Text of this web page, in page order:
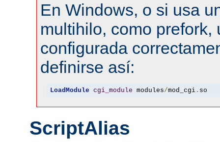
En Windows, o si usa
multihilo, como prefork,
configurada
definirse así:
LoadModule cgi_module modules/mod_cgi. so
ScriptAlias